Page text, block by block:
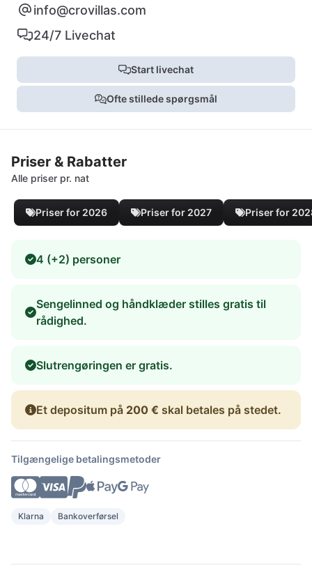
info@crovillas.com
24/7 Livechat
Start livechat
Ofte stillede spørgsmål
Priser & Rabatter
Alle priser pr. nat
Priser for 2026 Priser for 2027 Priser for
4 (+2) personer
Sengelinned og håndklæder stilles gratis til
rådighed.
Slutrengøringen er gratis.
Et depositum på 200 € skal betales på stedet.
Tilgængelige betalingsmetoder
Klarna Bankoverførsel